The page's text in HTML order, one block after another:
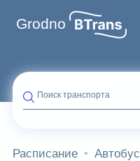
Grodno
Поиск транспорта
Расписание Автобус